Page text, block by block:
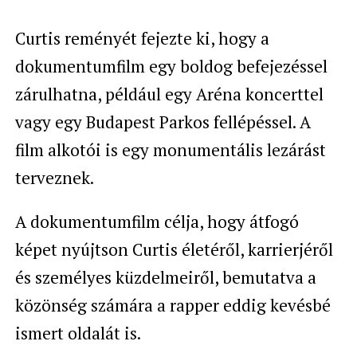
Curtis reményét fejezte ki, hogy a
dokumentumfilm egy boldog befejezéssel
zárulhatna, például egy Aréna koncerttel
vagy egy Budapest Parkos fellépéssel. A
film alkotói is egy monumentális lezárást
terveznek.
A dokumentumfilm célja, hogy átfogó
képet nyújtson Curtis életéről, karrierjéről
és személyes küzdelmeiről, bemutatva a
közönség számára a rapper eddig kevésbé
ismert oldalát is.